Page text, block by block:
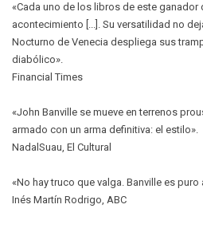
«Cada uno de los libros de este ganador
acontecimiento [...]. Su versatilidad no
Nocturno de Venecia despliega sus
diabólico».
Financial Times
«John Banville se mueve en terrenos
armado con un arma definitiva: el estilo».
NadalSuau, El Cultural
«No hay truco que valga. Banville es puro
Inés Martín Rodrigo, ABC